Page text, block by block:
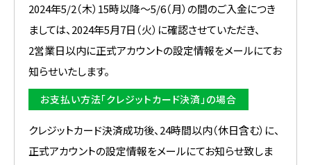
2024年5/2（木）15時以降〜5/6（月）の間のご入金につき
ましては、2024年5月7日（火）に確認させていただき、
2営業日以内に正式アカウントの設定情報をメールにてお
知らせいたします。
お支払い方法「クレジットカード決済」の場合
クレジットカード決済成功後、24時間以内（休日含む）に、
正式アカウントの設定情報をメールにてお知らせ致しま